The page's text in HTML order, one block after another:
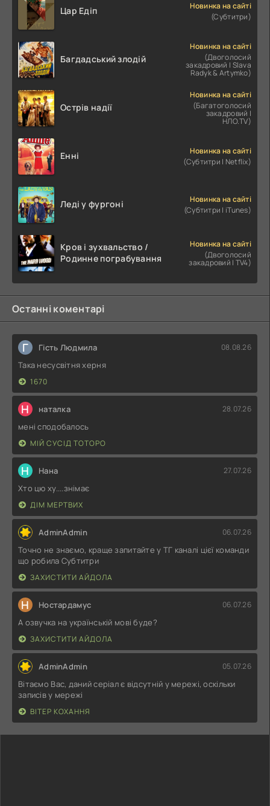
Цар Едіп
Новинка на сайті
(Субтитри)
Багдадський злодій
Новинка на сайті
(Двоголосий
закадровий | Slava
Radyk & Artymko)
Острів надії
Новинка на сайті
(Багатоголосий
закадровий |
НЛО.TV)
Енні
Новинка на сайті
(Субтитри | Netflix)
Леді у фургоні
Новинка на сайті
(Субтитри | iTunes)
Кров і зухвальство /
Родинне пограбування
Новинка на сайті
(Двоголосий
закадровий | TV4)
Останні коментарі
Г Гість Людмила 08.08.26
Така несусвітня херня
1670
Н наталка 28.07.26
мені сподобалось
МІЙ СУСІД ТОТОРО
Н Нана 27.07.26
Хто цю ху....знімає
ДІМ МЕРТВИХ
AdminAdmin 06.07.26
Точно не знаємо, краще запитайте у ТГ каналі цієї команди
що робила Субтитри
ЗАХИСТИТИ АЙДОЛА
Н Ностардамус 06.07.26
А озвучка на українській мові буде?
ЗАХИСТИТИ АЙДОЛА
AdminAdmin 05.07.26
Вітаємо Вас, даний серіал є відсутній у мережі, оскільки
записів у мережі
ВІТЕР КОХАННЯ